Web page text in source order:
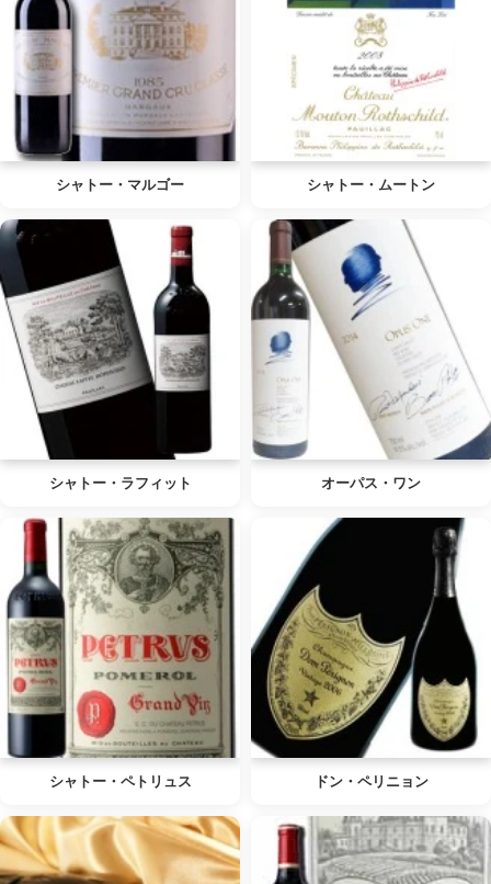
シャトー・マルゴー シャトー・ムートン
シャトー・ラフィット オーパス・ワン
シャトー・ペトリュス ドン・ペリニョン